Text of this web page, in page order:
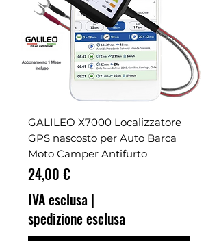
GALILEO X7000 Localizzatore
GPS nascosto per Auto Barca
Moto Camper Antifurto
Prezzo
24,00 €
IVA esclusa |
spedizione esclusa